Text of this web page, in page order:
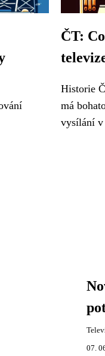
ČT:
Historie
má
vysílání v
07.